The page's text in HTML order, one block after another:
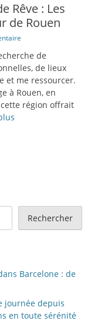
Rêve : Les
de Rouen
de
de lieux
et me ressourcer.
à Rouen, en
région offrait
Rechercher
Barcelone : de
journée depuis
en toute sérénité